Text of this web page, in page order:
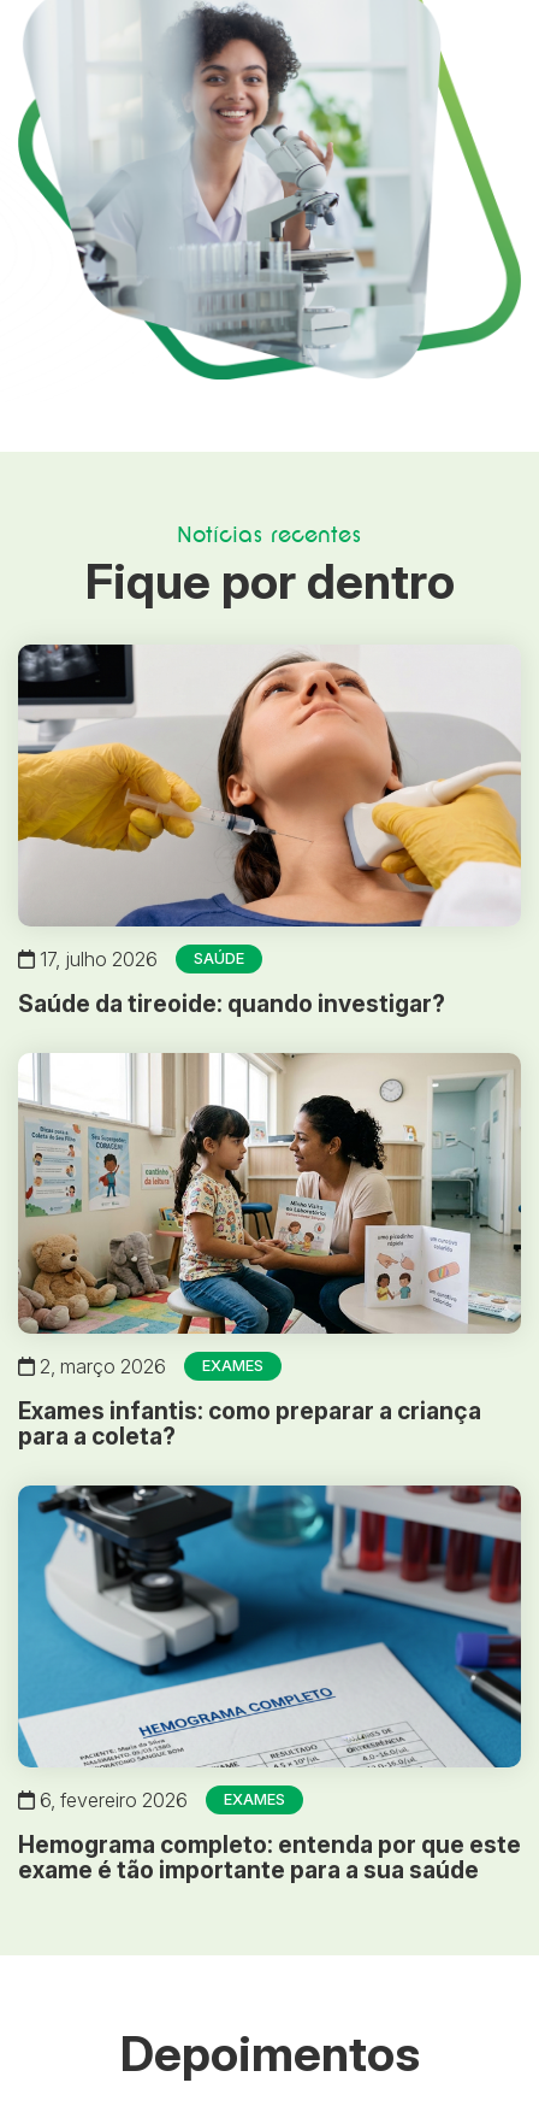
Notícias recentes
Fique por dentro
17, julho 2026 SAÚDE
Saúde da tireoide: quando investigar?
2, março 2026 EXAMES
Exames infantis: como preparar a criança
para a coleta?
6, fevereiro 2026 EXAMES
Hemograma completo: entenda por que este
exame é tão importante para a sua saúde
Depoimentos